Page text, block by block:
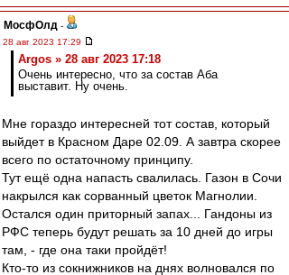
МосфОлд -
28 авг 2023 17:29
Argos » 28 авг 2023 17:18
Очень интересно, что за состав Аба
выставит. Ну очень.
Мне гораздо интересней тот состав, который
выйдет в Красном Даре 02.09. А завтра скорее
всего по остаточному принципу.
Тут ещё одна напасть свалилась. Газон в Сочи
накрылся как сорванный цветок Магнолии.
Остался один приторный запах... Гандоны из
РФС теперь будут решать за 10 дней до игры
там, - где она таки пройдёт!
Кто-то из сокнижников на днях волновался по